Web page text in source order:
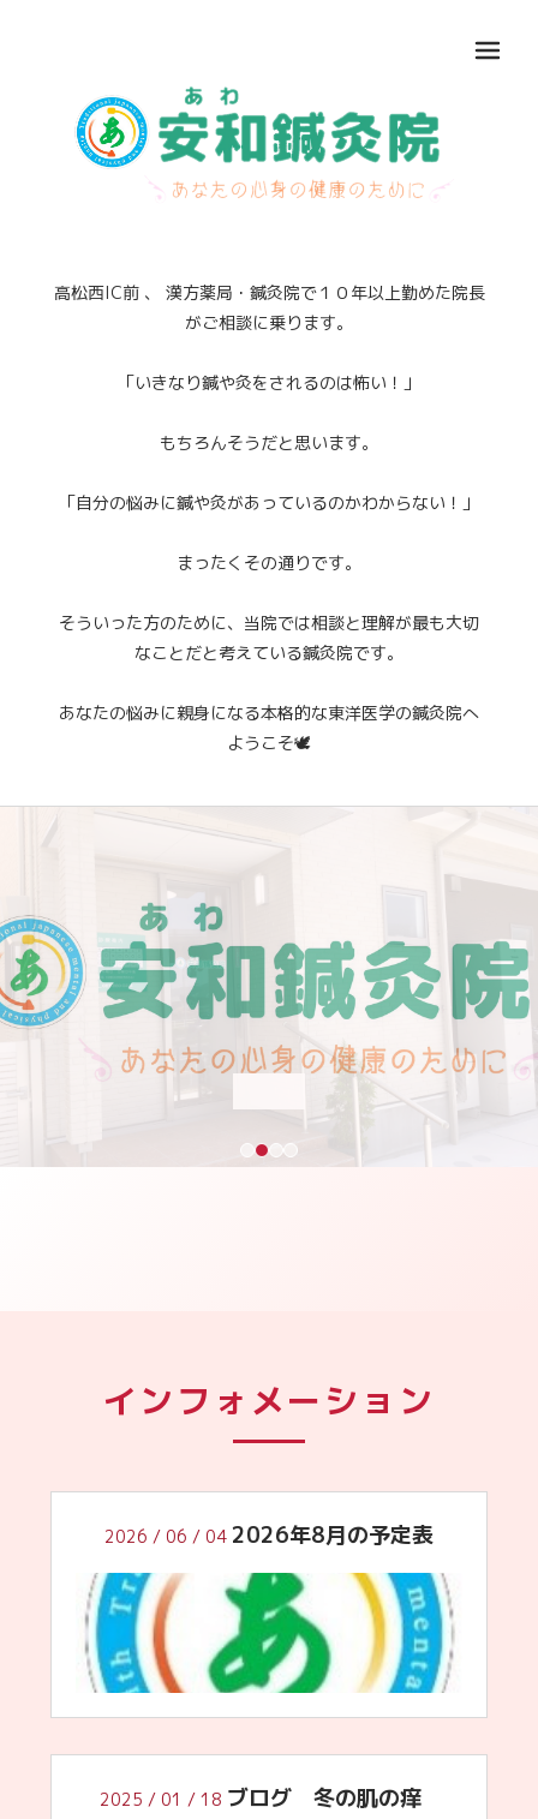
高松西IC前 、 漢方薬局・鍼灸院で１０年以上勤めた院長
がご相談に乗ります。
「いきなり鍼や灸をされるのは怖い！」
もちろんそうだと思います。
「自分の悩みに鍼や灸があっているのかわからない！」
まったくその通りです。
そういった方のために、当院では相談と理解が最も大切
なことだと考えている鍼灸院です。
あなたの悩みに親身になる本格的な東洋医学の鍼灸院へ
ようこそ🕊
インフォメーション
2026 / 06 / 04 2026年8月の予定表
2025 / 01 /18 ブログ 冬の肌の痒